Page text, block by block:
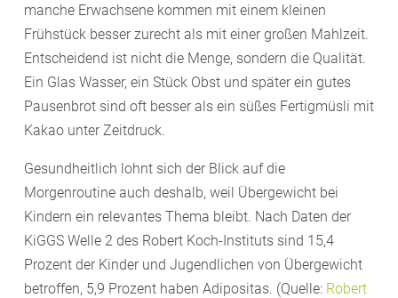
manche Erwachsene kommen mit einem kleinen
Frühstück besser zurecht als mit einer großen Mahlzeit.
Entscheidend ist nicht die Menge, sondern die Qualität.
Ein Glas Wasser, ein Stück Obst und später ein gutes
Pausenbrot sind oft besser als ein süßes Fertigmüsli mit
Kakao unter Zeitdruck.
Gesundheitlich lohnt sich der Blick auf die
Morgenroutine auch deshalb, weil Übergewicht bei
Kindern ein relevantes Thema bleibt. Nach Daten der
KiGGS Welle 2 des Robert Koch-Instituts sind 15,4
Prozent der Kinder und Jugendlichen von Übergewicht
betroffen, 5,9 Prozent haben Adipositas. (Quelle: Robert